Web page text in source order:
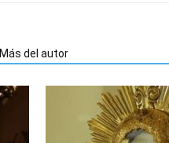
Más del autor